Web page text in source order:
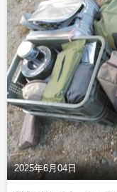
2025年6月04日